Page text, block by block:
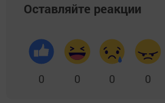
Оставляйте реакции
0 0 0 0